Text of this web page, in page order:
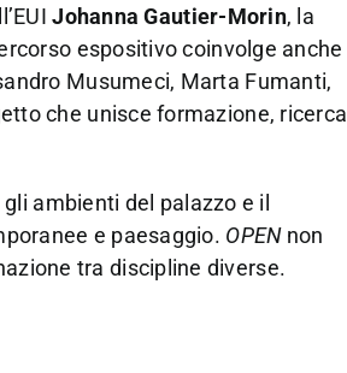
Johanna Gautier-Morin, la
espositivo coinvolge anche
Musumeci, Marta Fumanti,
che unisce formazione, ricerca
ambienti del palazzo e il
e paesaggio. OPENnon
tra discipline diverse.